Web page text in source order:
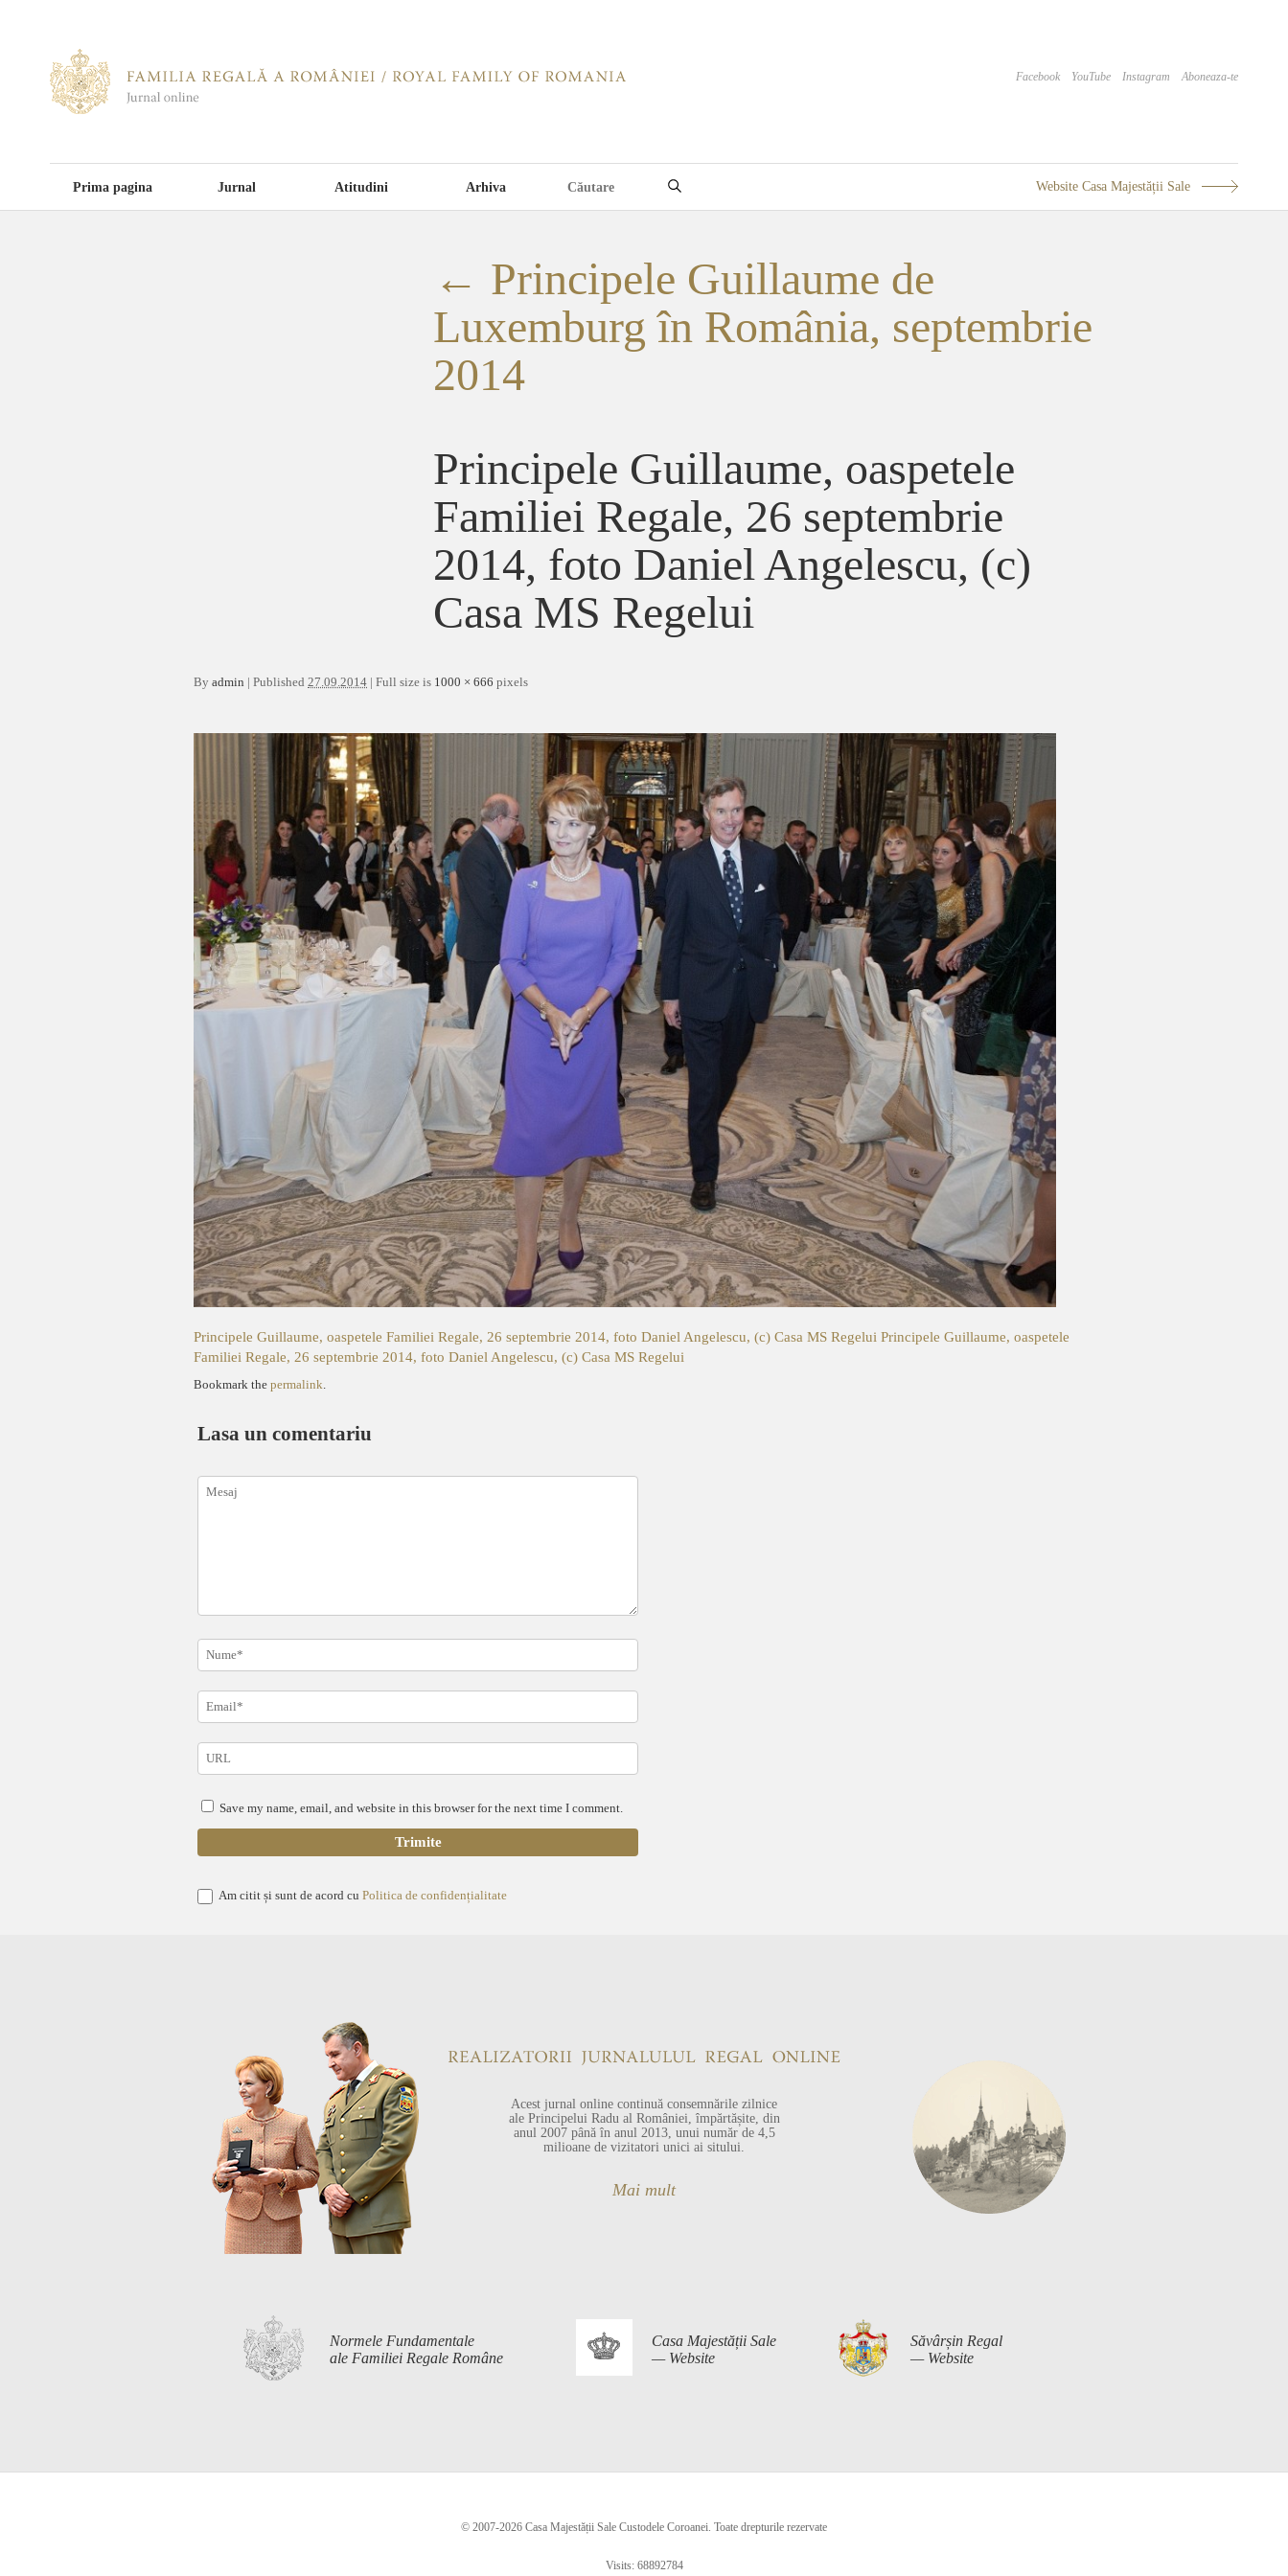
Facebook YouTube Instagram Aboneaza-te
Prima pagina Jurnal Atitudini Arhiva Website Casa Majestății Sale
← Principele Guillaume de
Luxemburg în România, septembrie
2014
Principele Guillaume, oaspetele
Familiei Regale, 26 septembrie
2014, foto Daniel Angelescu, (c)
Casa MS Regelui
By admin | Published 27.09.2014 | Full size is 1000 × 666 pixels
Principele Guillaume, oaspetele Familiei Regale, 26 septembrie 2014, foto Daniel Angelescu, (c) Casa MS Regelui Principele Guillaume, oaspetele
Familiei Regale, 26 septembrie 2014, foto Daniel Angelescu, (c) Casa MS Regelui
Bookmark the permalink
Lasa un comentariu
Save my name, email, and website in this browser for the next time I comment.
Am citit și sunt de acord cu Politica de confidențialitate
Acest jurnal online continuă consemnările zilnice
ale Principelui Radu al României, împărtășite, din
anul 2007 până în anul 2013, unui număr de 4,5
milioane de vizitatori unici ai sitului.
Mai mult
Normele Fundamentale
ale Familiei Regale Române
Casa Majestății Sale
— Website
Săvârșin Regal
— Website
© 2007-2026 Casa Majestății Sale Custodele Coroanei. Toate drepturile rezervate
Visits: 68892784